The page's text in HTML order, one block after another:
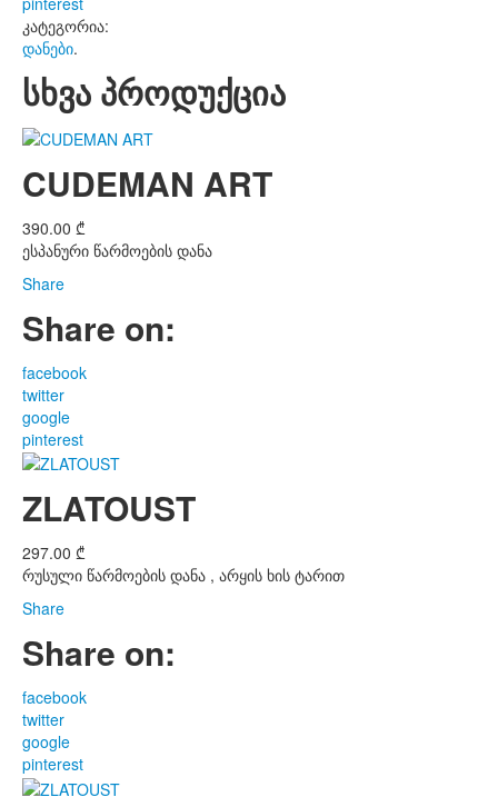
კატეგორია:
დანები.
სხვა პროდუქცია
CUDEMAN ART
390.00 ₾
ესპანური წარმოების დანა
Share
Share on:
facebook
twitter
google
pinterest
ZLATOUST
297.00 ₾
რუსული წარმოების დანა , არყის ხის ტარით
Share
Share on:
facebook
twitter
google
pinterest